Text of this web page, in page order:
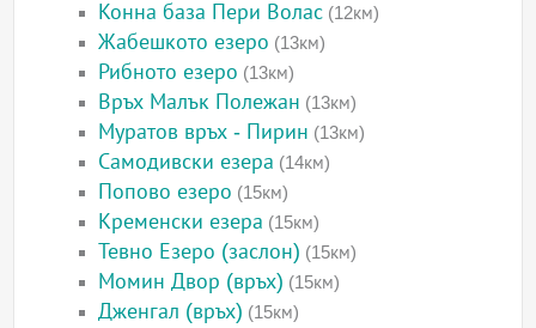
Конна база Пери Волас (12км)
Жабешкото езеро (13км)
Рибното езеро (13км)
Връх Малък Полежан (13км)
Муратов връх - Пирин (13км)
Самодивски езера (14км)
Попово езеро (15км)
Кременски езера (15км)
Тевно Езеро (заслон) (15км)
Момин Двор (връх) (15км)
Дженгал (връх) (15км)